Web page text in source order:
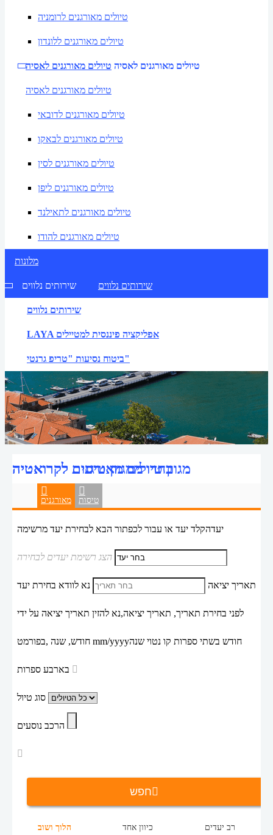
טיולים מאורגנים לרומניה
טיולים מאורגנים ללונדון
טיולים מאורגנים לאסיה טיולים מאורגנים לאסיה
טיולים מאורגנים לאסיה
טיולים מאורגנים לדובאי
טיולים מאורגנים לבאקו
טיולים מאורגנים לסין
טיולים מאורגנים ליפן
טיולים מאורגנים לתאילנד
טיולים מאורגנים להודו
מלונות
שירותים נלווים שירותים נלווים
שירותים נלווים
LAYA אפליקציה פיננסית למטיילים
ביטוח נסיעות "טריפ גרנטי"
מאורגנים טיסות
מגוון טיולים מאורגנים לקרואטיה
יעדהקלד יעד או עבור לכפתור הבא לבחירת יעד מרשימה
הצג רשימת יעדים לבחירה
תאריך יציאה נא לוודא בחירת יעד
לפני בחירת תאריך, תאריך יציאה,נא להזין תאריך יציאה על ידי
mm/yyyyחודש בשתי ספרות קו נטוי שנה
סוג טיול
הרכב נוסעים
חפש
בחרו ממגוון טיסות לקרואטיה
הלוך ושוב כיוון אחד רב יעדים